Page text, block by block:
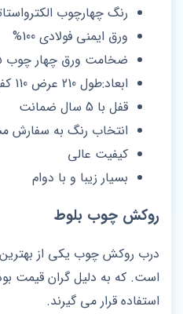
رنگ چهارچوب
ورق ایمنی فولادی 100%
ضخامت ورق چهار چوب 1.25
ابعاد:طول 210 عرض 110 کفی 18
قفل با 5 سال ضمانت
انتخاب رنگ به سفارش
کیفیت عالی
بسیار زیبا و با دوام
روکش چوب بلوط
درب روکش چوب یکی از بهترین
است. که به دلیل گران قیمت
استفاده قرار می گیرند.